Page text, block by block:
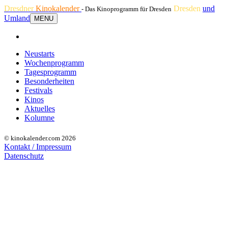
DresdnerKinokalender - Das Kinoprogramm für Dresden Dresden und
Umland
MENU
Neustarts
Wochenprogramm
Tagesprogramm
Besonderheiten
Festivals
Kinos
Aktuelles
Kolumne
© kinokalender.com 2026
Kontakt / Impressum
Datenschutz